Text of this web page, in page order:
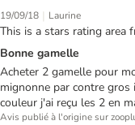
19/09/18 | Laurine
This is a stars rating area
Bonne gamelle
Acheter 2 gamelle pour
mignonne par contre gros
couleur j'ai reçu les 2 en
Avis publié à l'origine sur